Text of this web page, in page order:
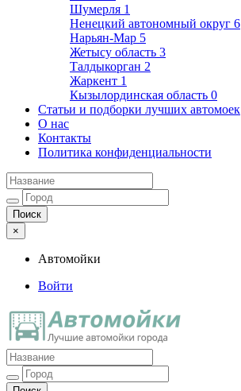
Шумерля 1
Ненецкий автономный округ 6
Нарьян-Мар 5
Жетысу область 3
Талдыкорган 2
Жаркент 1
Кызылординская область 0
Статьи и подборки лучших автомоек
О нас
Контакты
Политика конфиденциальности
×
Автомойки
Войти
Автомойки
Ещё один сайт на WordPress